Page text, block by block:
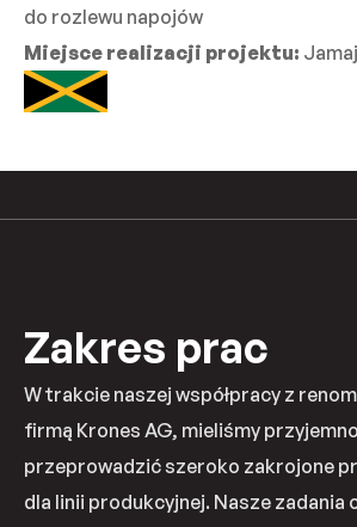
do rozlewu napojów
Miejsce realizacji projektu:
Zakres prac
W trakcie naszej współpracy z
firmą Krones AG, mieliśmy
przeprowadzić szeroko zakrojone
dla linii produkcyjnej. Nasze zadania